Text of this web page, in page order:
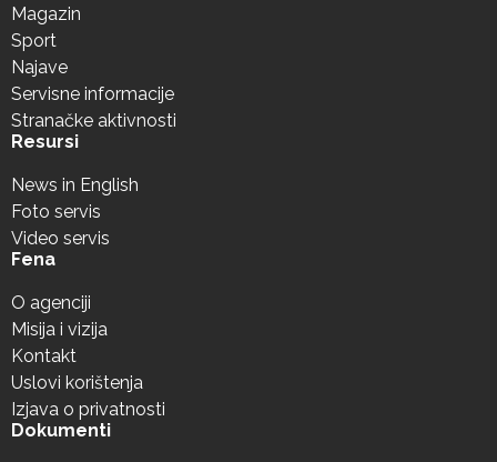
Magazin
Sport
Najave
Servisne informacije
Stranačke aktivnosti
Resursi
News in English
Foto servis
Video servis
Fena
O agenciji
Misija i vizija
Kontakt
Uslovi korištenja
Izjava o privatnosti
Dokumenti